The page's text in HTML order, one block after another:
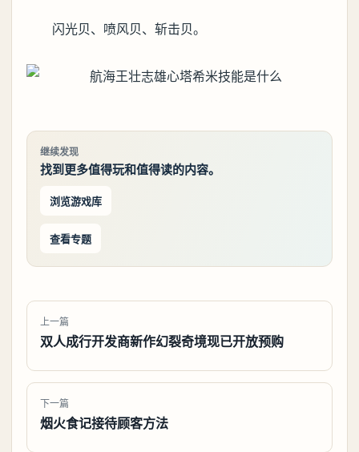
闪光贝、喷风贝、斩击贝。
继续发现
找到更多值得玩和值得读的内容。
浏览游戏库
查看专题
上一篇
双人成行开发商新作幻裂奇境现已开放预购
下一篇
烟火食记接待顾客方法